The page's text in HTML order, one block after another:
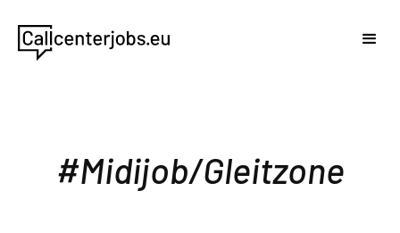
Midijob/Gleitzone